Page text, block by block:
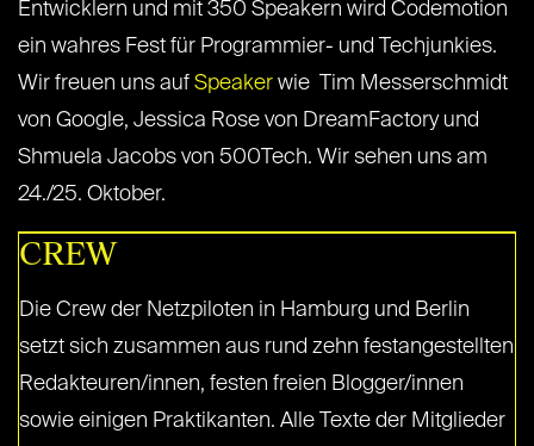
Entwicklern und mit 350 Speakern wird Codemotion
ein wahres Fest für Programmier- und Techjunkies.
Wir freuen uns auf Speaker wie Tim Messerschmidt
von Google, Jessica Rose von DreamFactory und
Shmuela Jacobs von 500Tech. Wir sehen uns am
24./25. Oktober.
CREW
Die Crew der Netzpiloten in Hamburg und Berlin
setzt sich zusammen aus rund zehn festangestellten
Redakteuren/innen, festen freien Blogger/innen
sowie einigen Praktikanten. Alle Texte der Mitglieder